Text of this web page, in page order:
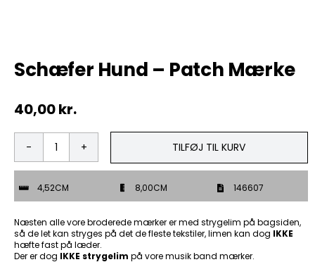
ØL & Spiritus
Andre Mærker
Tøj & Andre Varer
Schæfer Hund – Patch Mærke
40,00kr.
Schæfer
Hund
Patch
Mærke
antal
TILFØJ TIL KURV
4,52CM 8,00CM 146607
Næsten alle vore broderede mærker er med strygelim på bagsiden,
så de let kan stryges på det de fleste tekstiler, limen kan dog IKKE
hæfte fast på læder.
Der er dog IKKE strygelim på vore musik band mærker.